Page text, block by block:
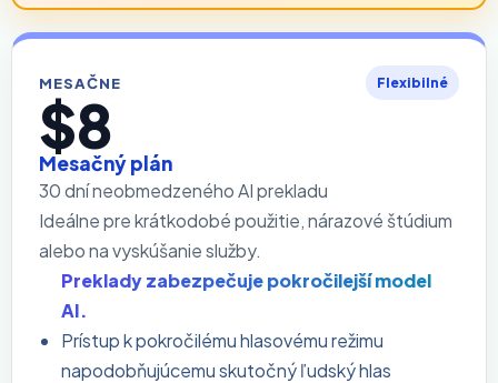
MESAČNE Flexibilné
$8
Mesačný plán
30 dní neobmedzeného AI prekladu
Ideálne pre krátkodobé použitie, nárazové štúdium
alebo na vyskúšanie služby.
Preklady zabezpečuje pokročilejší model
AI.
Prístup k pokročilému hlasovému režimu
napodobňujúcemu skutočný ľudský hlas